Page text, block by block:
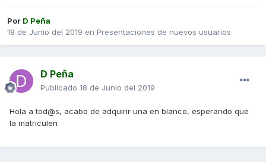
Por D Peña
18 de Junio del 2019 en Presentaciones de nuevos usuarios
D Peña
Publicado 18 de Junio del 2019
Hola a tod@s, acabo de adquirir una en blanco, esperando que
la matriculen